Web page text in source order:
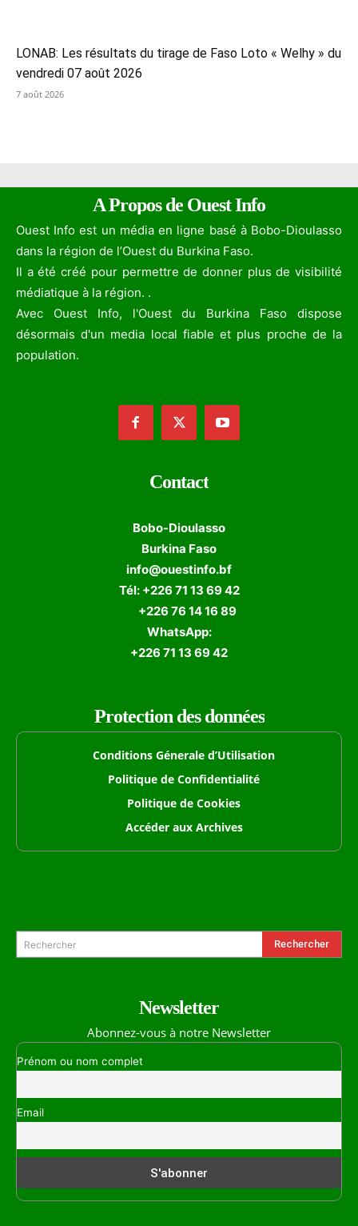
LONAB: Les résultats du tirage de Faso Loto « Welhy » du
vendredi 07 août 2026
7 août 2026
A Propos de Ouest Info
Ouest Info est un média en ligne basé à Bobo-Dioulasso
dans la région de l’Ouest du Burkina Faso.
Il a été créé pour permettre de donner plus de visibilité
médiatique à la région. .
Avec Ouest Info, l'Ouest du Burkina Faso dispose
désormais d'un media local fiable et plus proche de la
population.
Contact
Bobo-Dioulasso
Burkina Faso
info@ouestinfo.bf
Tél: +226 71 13 69 42
+226 76 14 16 89
WhatsApp:
+226 71 13 69 42
Protection des données
Conditions Génerale d’Utilisation
Politique de Confidentialité
Politique de Cookies
Accéder aux Archives
Rechercher Rechercher
Newsletter
Abonnez-vous à notre Newsletter
Prénom ou nom complet
Email